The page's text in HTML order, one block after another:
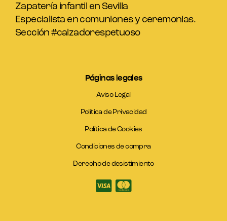
Zapatería infantil en Sevilla
Especialista en comuniones y ceremonias.
Sección #calzadorespetuoso
Páginas legales
Aviso Legal
Política de Privacidad
Política de Cookies
Condiciones de compra
Derecho de desistimiento